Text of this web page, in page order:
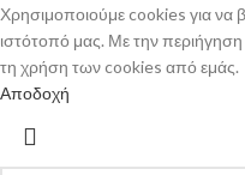
Χρησιμοποιούμε cookies για να
ιστότοπό μας. Με την
τη χρήση των cookies από εμάς.
Αποδοχή